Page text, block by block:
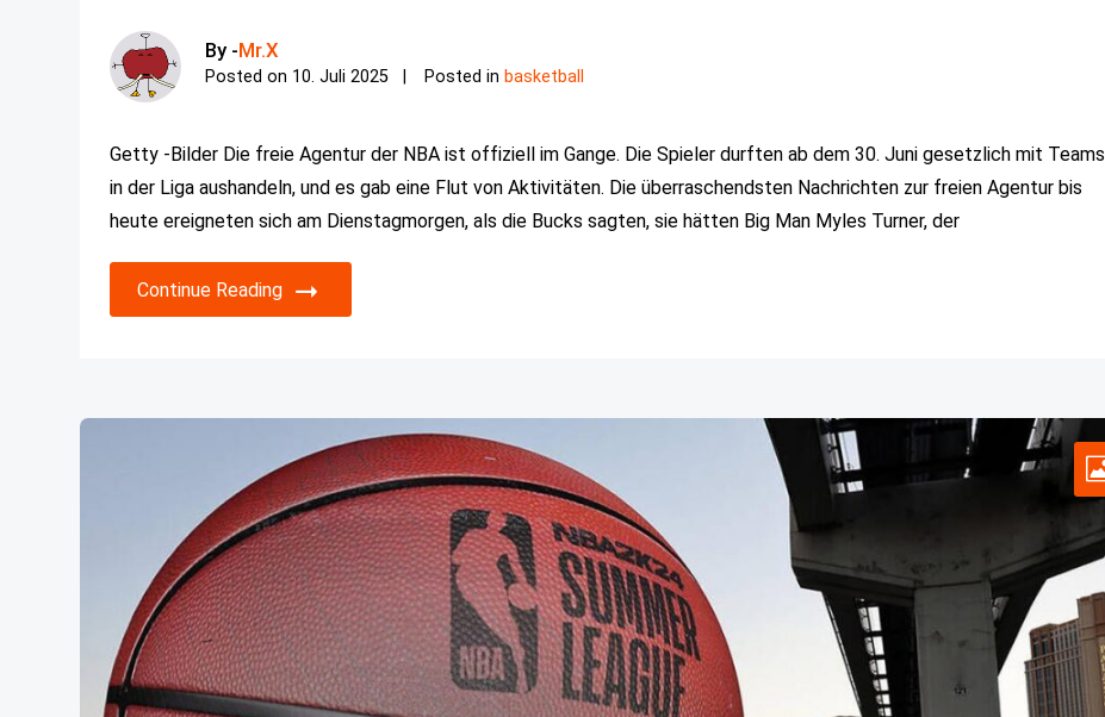
By -Mr.X
Posted on 10. Juli 2025 Posted in basketball
Getty -Bilder Die freie Agentur der NBA ist offiziell im Gange. Die Spieler durften ab dem 30. Juni gesetzlich mit Teams
in der Liga aushandeln, und es gab eine Flut von Aktivitäten. Die überraschendsten Nachrichten zur freien Agentur bis
heute ereigneten sich am Dienstagmorgen, als die Bucks sagten, sie hätten Big Man Myles Turner, der
Continue Reading